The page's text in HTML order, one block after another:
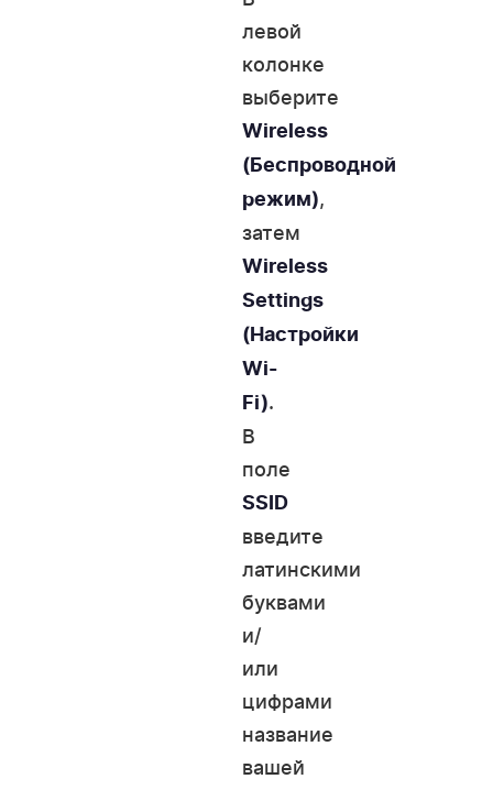
левой
колонке
выберите
Wireless
(Беспроводной
режим),
затем
Wireless
Settings
(Настройки
Wi-
Fi).
В
поле
SSID
введите
латинскими
буквами
и/
или
цифрами
название
вашей